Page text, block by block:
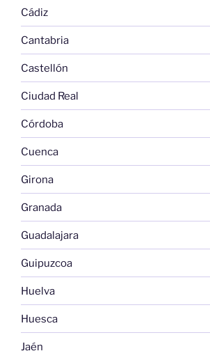
Cádiz
Cantabria
Castellón
Ciudad Real
Córdoba
Cuenca
Girona
Granada
Guadalajara
Guipuzcoa
Huelva
Huesca
Jaén